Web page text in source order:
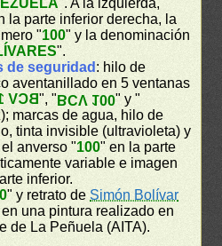
". A la izquierda,
la parte inferior derecha, la
"100" y la denominación
".
de seguridad : hilo de
aventanillado en 5 ventanas
100", "BCV 100" y "
marcas de agua, hilo de
tinta invisible (ultravioleta) y
anverso "100" en la parte
variable e imagen
inferior.
" y retrato deSimón Bolívar
una pintura realizado en
de La Peñuela (AITA).